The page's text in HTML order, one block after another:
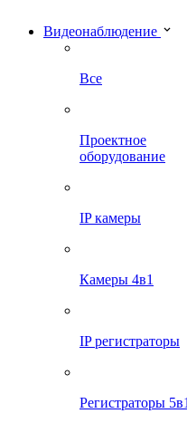
Видеонаблюдение
Все
Проектное
оборудование
IP камеры
Камеры 4в1
IP регистраторы
Регистраторы 5в1